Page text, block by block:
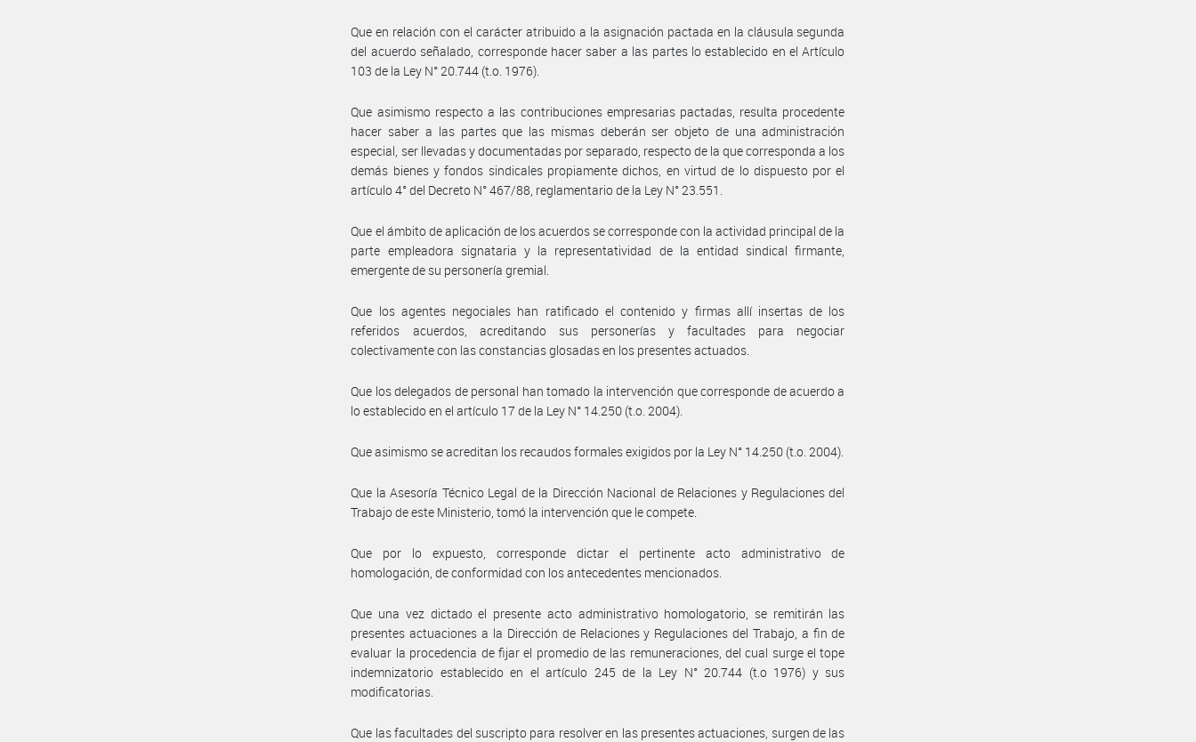
Que en relación con el carácter atribuido a la asignación pactada en la cláusula segunda
del acuerdo señalado, corresponde hacer saber a las partes lo establecido en el Artículo
103 de la Ley N° 20.744 (t.o. 1976).
Que asimismo respecto a las contribuciones empresarias pactadas, resulta procedente
hacer saber a las partes que las mismas deberán ser objeto de una administración
especial, ser llevadas y documentadas por separado, respecto de la que corresponda a los
demás bienes y fondos sindicales propiamente dichos, en virtud de lo dispuesto por el
artículo 4° del Decreto N° 467/88, reglamentario de la Ley N° 23.551.
Que el ámbito de aplicación de los acuerdos se corresponde con la actividad principal de la
parte empleadora signataria y la representatividad de la entidad sindical firmante,
emergente de su personería gremial.
Que los agentes negociales han ratificado el contenido y firmas allí insertas de los
referidos acuerdos, acreditando sus personerías y facultades para negociar
colectivamente con las constancias glosadas en los presentes actuados.
Que los delegados de personal han tomado la intervención que corresponde de acuerdo a
lo establecido en el artículo 17 de la Ley N° 14.250 (t.o. 2004).
Que asimismo se acreditan los recaudos formales exigidos por la Ley N° 14.250 (t.o. 2004).
Que la Asesoría Técnico Legal de la Dirección Nacional de Relaciones y Regulaciones del
Trabajo de este Ministerio, tomó la intervención que le compete.
Que por lo expuesto, corresponde dictar el pertinente acto administrativo de
homologación, de conformidad con los antecedentes mencionados.
Que una vez dictado el presente acto administrativo homologatorio, se remitirán las
presentes actuaciones a la Dirección de Relaciones y Regulaciones del Trabajo, a fin de
evaluar la procedencia de fijar el promedio de las remuneraciones, del cual surge el tope
indemnizatorio establecido en el artículo 245 de la Ley N° 20.744 (t.o 1976) y sus
modificatorias.
Que las facultades del suscripto para resolver en las presentes actuaciones, surgen de las